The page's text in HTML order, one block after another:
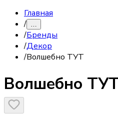
Главная
/ …
/Бренды
/Декор
/Волшебно ТУТ
Волшебно